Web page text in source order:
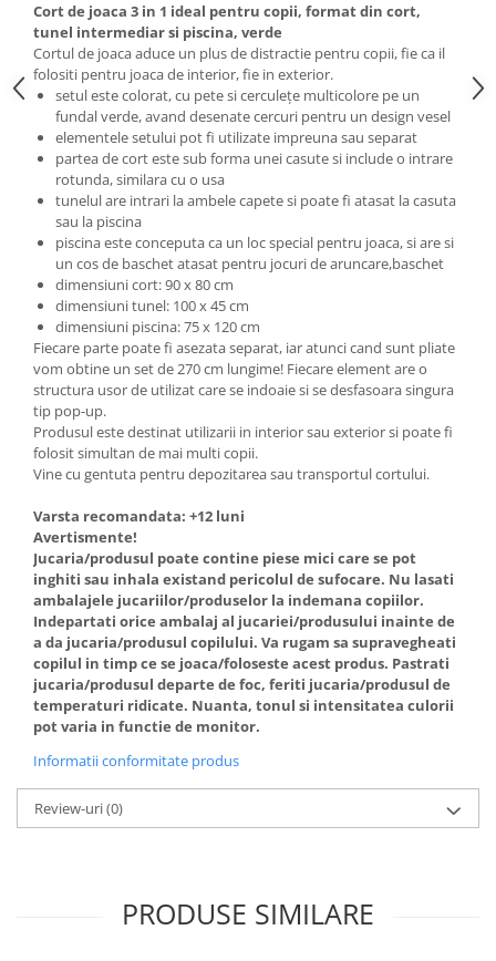
Cort de joaca 3 in 1 ideal pentru copii, format din cort,
tunel intermediar si piscina, verde
Cortul de joaca aduce un plus de distractie pentru copii, fie ca il
folositi pentru joaca de interior, fie in exterior.
setul este colorat, cu pete si cerculețe multicolore pe un
fundal verde, avand desenate cercuri pentru un design vesel
elementele setului pot fi utilizate impreuna sau separat
partea de cort este sub forma unei casute si include o intrare
rotunda, similara cu o usa
tunelul are intrari la ambele capete si poate fi atasat la casuta
sau la piscina
piscina este conceputa ca un loc special pentru joaca, si are si
un cos de baschet atasat pentru jocuri de aruncare,baschet
dimensiuni cort: 90 x 80 cm
dimensiuni tunel: 100 x 45 cm
dimensiuni piscina: 75 x 120 cm
Fiecare parte poate fi asezata separat, iar atunci cand sunt pliate
vom obtine un set de 270 cm lungime! Fiecare element are o
structura usor de utilizat care se indoaie si se desfasoara singura
tip pop-up.
Produsul este destinat utilizarii in interior sau exterior si poate fi
folosit simultan de mai multi copii.
Vine cu gentuta pentru depozitarea sau transportul cortului.
Varsta recomandata: +12 luni
Avertismente!
Jucaria/produsul poate contine piese mici care se pot
inghiti sau inhala existand pericolul de sufocare. Nu lasati
ambalajele jucariilor/produselor la indemana copiilor.
Indepartati orice ambalaj al jucariei/produsului inainte de
a da jucaria/produsul copilului. Va rugam sa supravegheati
copilul in timp ce se joaca/foloseste acest produs. Pastrati
jucaria/produsul departe de foc, feriti jucaria/produsul de
temperaturi ridicate. Nuanta, tonul si intensitatea culorii
pot varia in functie de monitor.
Informatii conformitate produs
Review-uri(0)
PRODUSE SIMILARE